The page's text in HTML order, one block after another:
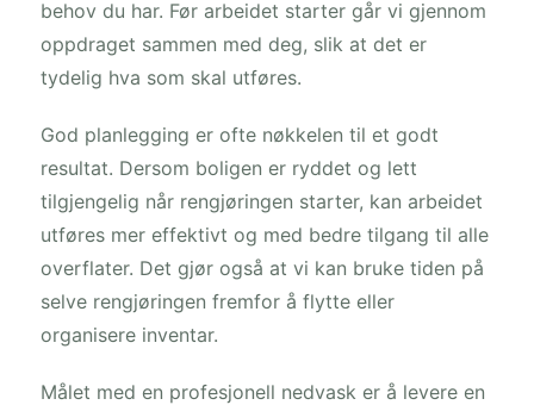
behov du har. Før arbeidet starter går vi gjennom
oppdraget sammen med deg, slik at det er
tydelig hva som skal utføres.
God planlegging er ofte nøkkelen til et godt
resultat. Dersom boligen er ryddet og lett
tilgjengelig når rengjøringen starter, kan arbeidet
utføres mer effektivt og med bedre tilgang til alle
overflater. Det gjør også at vi kan bruke tiden på
selve rengjøringen fremfor å flytte eller
organisere inventar.
Målet med en profesjonell nedvask er å levere en